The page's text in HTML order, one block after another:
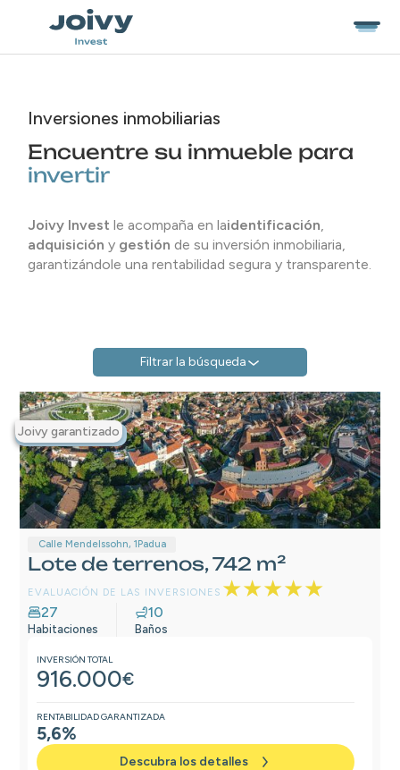
Inversiones inmobiliarias
Encuentre su inmueble para
invertir
Joivy Invest le acompaña en laidentificación,
adquisición y gestión de su inversión inmobiliaria,
garantizándole una rentabilidad segura y transparente.
Filtrar la búsqueda
Destacados
Joivy garantizado
Calle Mendelssohn, 1Padua
Lote de terrenos, 742 m²
EVALUACIÓN DE LAS INVERSIONES ★★★★★
27
Habitaciones
10
Baños
INVERSIÓN TOTAL
916.000€
RENTABILIDAD GARANTIZADA
5,6%
Descubra los detalles